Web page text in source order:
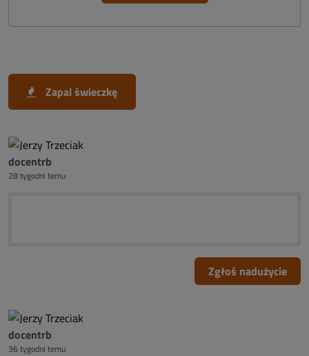
Zapal świeczkę
docentrb
28 tygodni temu
Zgłoś nadużycie
docentrb
36 tygodni temu